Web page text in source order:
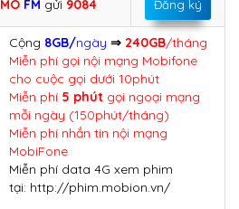
MO FM gửi 9084 Đăng ký
Cộng 8GB/ngày ⇒ 240GB/tháng
Miễn phí gọi nội mạng Mobifone
cho cuộc gọi dưới 10phút
Miễn phí 5 phút gọi ngoại mạng
mỗi ngày (150phút/tháng)
Miễn phí nhắn tin nội mạng
MobiFone
Miễn phí data 4G xem phim
tại: http://phim.mobion.vn/